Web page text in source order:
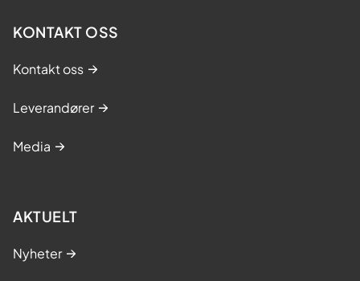
KONTAKT OSS
Kontakt oss
Leverandører
Media
AKTUELT
Nyheter